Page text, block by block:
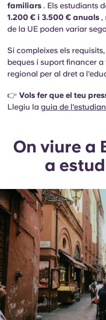
familiars . Els estudiants
1.200 € i 3.500 € anuals ,
de la UE poden variar
Si compleixes els
beques i suport financer a
regional per al dret a
👉 Vols fer que el teu
Llegiu la guia de
On viure a
a